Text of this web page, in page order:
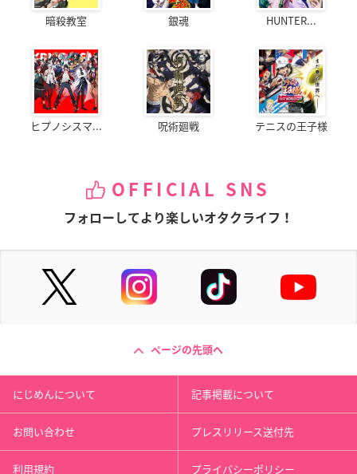
暗殺教室 銀魂 HUNTER...
ヒプノシスマ... 呪術廻戦 テニスの王子様
OFFICIAL SNS
フォローしてより楽しいオタクライフ！
ページの先頭へ
にじめんについて 記事掲載について
お問い合わせ プレスリリース送付先
利用規約 プライバシーポリシー